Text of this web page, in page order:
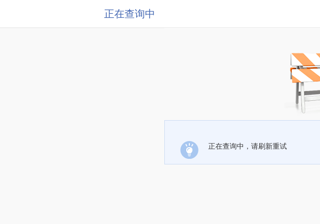
正在查询中
正在查询中，请刷新重试